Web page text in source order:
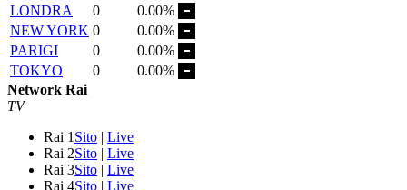
LONDRA
0
0.00%
NEW YORK 0
0.00%
PARIGI
0
0.00%
TOKYO
0
0.00%
Network Rai
TV
Rai 1 Sito | Live
Rai 2Sito | Live
Rai 3Sito | Live
Rai 4Sito | Live